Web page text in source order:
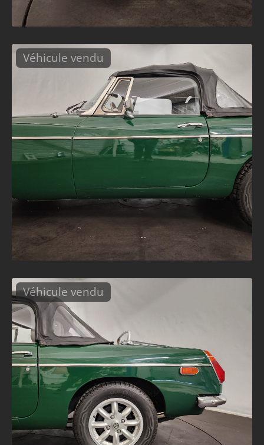
Véhicule vendu
Véhicule vendu